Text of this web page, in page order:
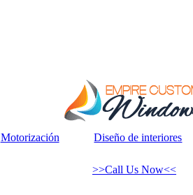
Motorización Diseño de interiores
>>Call Us Now<<